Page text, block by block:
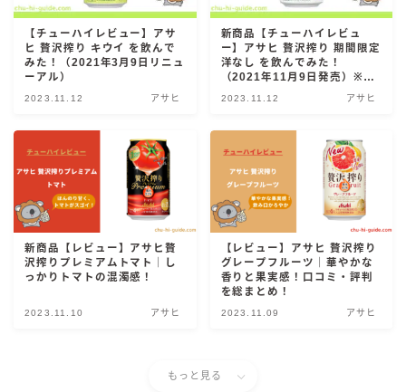
贅沢搾り
樽ハイ倶楽部
ザ・レモンクラフト
ザ・カクテルクラフト
クリアクーラー
FRUITZER (フルーツァー）
サッポロ
濃いめのレモンサワー
99.99（フォーナイン）
【チューハイレビュー】アサ
ヒ 贅沢搾り キウイ を飲んで
みた！（2021年3月9日リニュ
ーアル）
2023.11.12 アサヒ
新商品【チューハイレビュ
ー】アサヒ 贅沢搾り 期間限定
洋なし を飲んでみた！
（2021年11月9日発売）※期
2023.11.12 アサヒ
新商品【レビュー】アサヒ贅
沢搾りプレミアムトマト｜し
っかりトマトの混濁感！
2023.11.10 アサヒ
【レビュー】アサヒ 贅沢搾り
グレープフルーツ｜華やかな
香りと果実感！口コミ・評判
を総まとめ！
2023.11.09 アサヒ
もっと見る